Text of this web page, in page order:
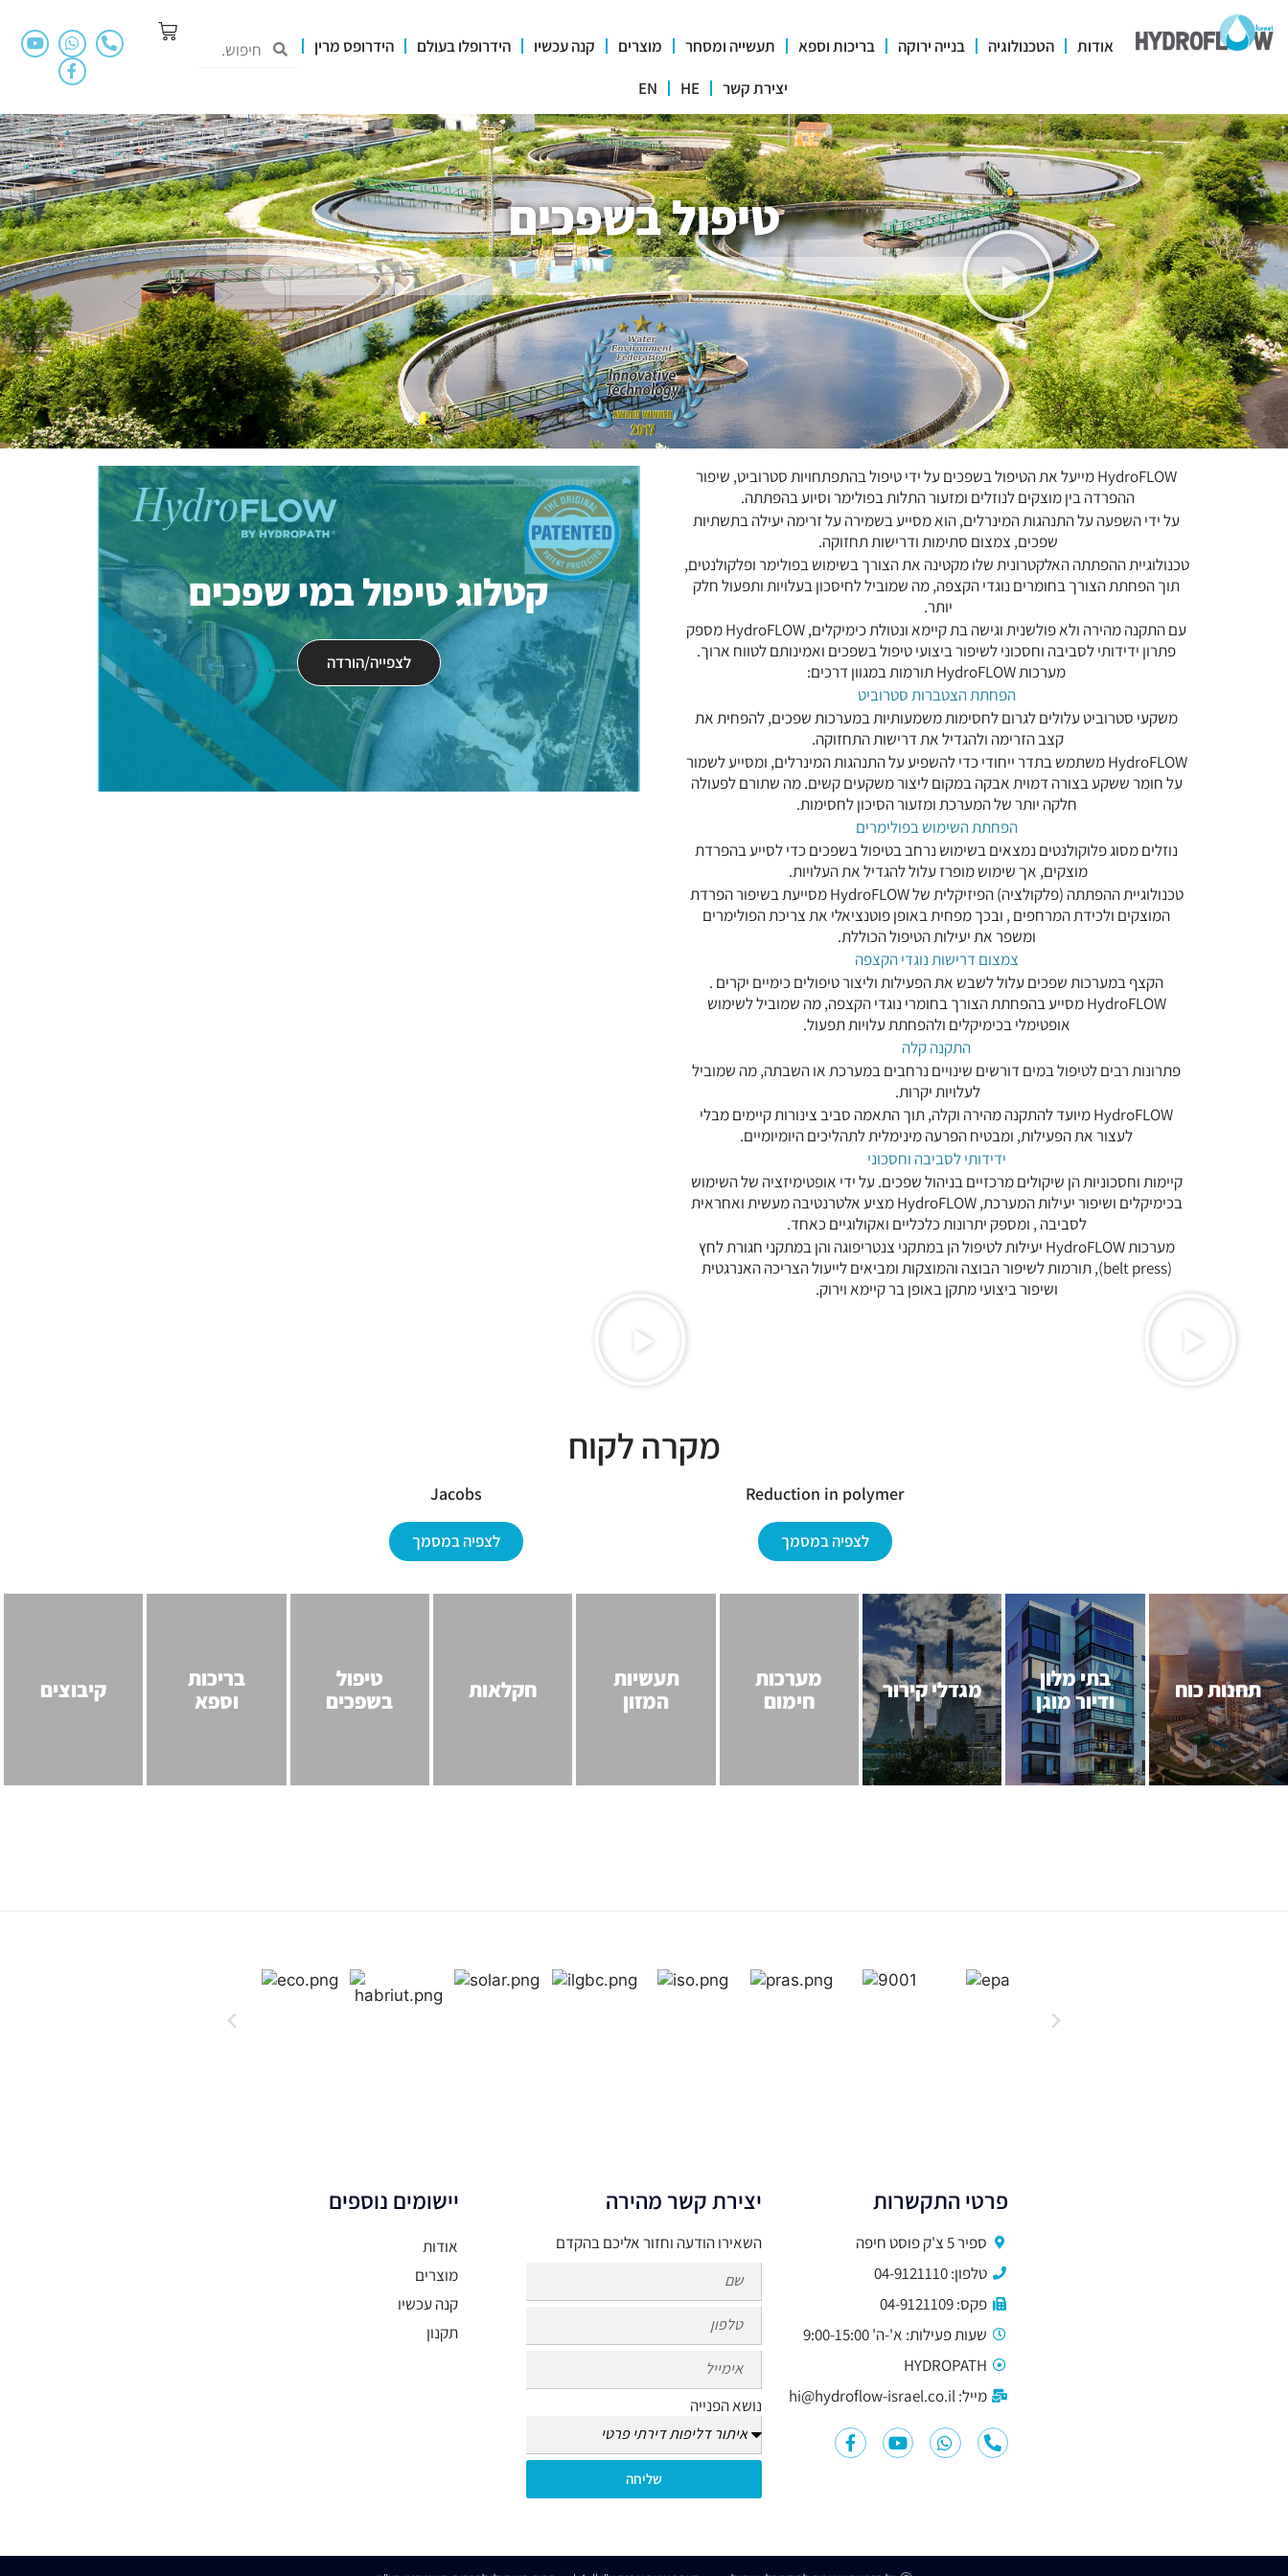
אודות הטכנולוגיה בנייה ירוקה בריכות וספא תעשייה ומסחר מוצרים קנה עכשיו הידרופלו בעולם
הידרופס מרין
יצירת קשר
HE
EN
טיפול בשפכים
HydroFLOW מייעל את הטיפול בשפכים על ידי טיפול בהתפתחויות סטרוביט, שיפור
ההפרדה בין מוצקים לנוזלים ומזעור התלות בפולימר וסיוע בהפתתה.
על ידי השפעה על התנהגות המינרלים, הוא מסייע בשמירה על זרימה יעילה בתשתיות
שפכים, צמצום סתימות ודרישות תחזוקה.
טכנולוגיית ההפתתה האלקטרונית שלו מקטינה את הצורך בשימוש בפולימר ופלקולנטים,
תוך הפחתת הצורך בחומרים נוגדי הקצפה, מה שמוביל לחיסכון בעלויות ותפעול חלק
יותר.
עם התקנה מהירה ולא פולשנית וגישה בת קיימא ונטולת כימיקלים, HydroFLOW‎ מספק
פתרון ידידותי לסביבה וחסכוני לשיפור ביצועי טיפול בשפכים ואמינותם לטווח ארוך.
מערכות HydroFLOW תורמות במגוון דרכים:
הפחתת הצטברות סטרוביט
משקעי סטרוביט עלולים לגרום לחסימות משמעותיות במערכות שפכים, להפחית את
קצב הזרימה ולהגדיל את דרישות התחזוקה.
HydroFLOW משתמש בתדר ייחודי כדי להשפיע על התנהגות המינרלים, ומסייע לשמור
על חומר ששקע בצורה דמוית אבקה במקום ליצור משקעים קשים. מה שתורם לפעולה
חלקה יותר של המערכת ומזעור הסיכון לחסימות.
הפחתת השימוש בפולימרים
נוזלים מסוג פלוקולנטים נמצאים בשימוש נרחב בטיפול בשפכים כדי לסייע בהפרדת
מוצקים, אך שימוש מופרז עלול להגדיל את העלויות.
טכנולוגיית ההפתתה (פלקולציה) הפיזיקלית של HydroFLOW מסייעת בשיפור הפרדת
המוצקים ולכידת המרחפים , ובכך מפחית באופן פוטנציאלי את צריכת הפולימרים
ומשפר את יעילות הטיפול הכוללת.
צמצום דרישות נוגדי הקצפה
הקצף במערכות שפכים עלול לשבש את הפעילות וליצור טיפולים כימיים יקרים .
HydroFLOW מסייע בהפחתת הצורך בחומרי נוגדי הקצפה, מה שמוביל לשימוש
אופטימלי בכימיקלים ולהפחתת עלויות תפעול.
התקנה קלה
פתרונות רבים לטיפול במים דורשים שינויים נרחבים במערכת או השבתה, מה שמוביל
לעלויות יקרות.
HydroFLOW מיועד להתקנה מהירה וקלה, תוך התאמה סביב צינורות קיימים מבלי
לעצור את הפעילות, ומבטיח הפרעה מינימלית לתהליכים היומיומיים.
ידידותי לסביבה וחסכוני
קיימות וחסכוניות הן שיקולים מרכזיים בניהול שפכים. על ידי אופטימיזציה של השימוש
בכימיקלים ושיפור יעילות המערכת, HydroFLOW מציע אלטרנטיבה מעשית ואחראית
לסביבה , ומספק יתרונות כלכליים ואקולוגיים כאחד.
מערכות HydroFLOW יעילות לטיפול הן במתקני צנטריפוגה והן במתקני חגורת לחץ
(belt press), תורמות לשיפור הבוצה והמוצקות ומביאים לייעול הצריכה האנרגטית
ושיפור ביצועי מתקן באופן בר קיימא וירוק.
קטלוג טיפול במי שפכים
לצפייה/הורדה
מקרה לקוח
Reduction in polymer
לצפיה במסמך
Jacobs
לצפיה במסמך
תחנות כוח
בתי מלון
ודיור מוגן
מגדלי קירור
מערכות
חימום
תעשיות
המזון
חקלאות
טיפול
בשפכים
בריכות
וספא
קיבוצים
פרטי התקשרות
ספיר 5 צ'ק פוסט חיפה
טלפון: 04-9121110
פקס: 04-9121109
שעות פעילות: א'-ה' 9:00-15:00
HYDROPATH
מייל: hi@hydroflow-israel.co.il
יצירת קשר מהירה
השאירו הודעה וחזור אליכם בהקדם
נושא הפנייה
שליחה
יישומים נוספים
אודות
מוצרים
קנה עכשיו
תקנון